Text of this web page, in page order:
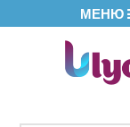
МЕНЮ